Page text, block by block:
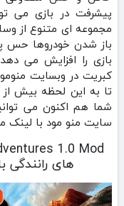
پیشرفت در بازی می‌
مجموعه‌ ای متنوع از
باز شدن خودروها حس
بازی را افزایش می‌
شما هم اکنون می
سایت منو مود با لینک
های رانندگی با